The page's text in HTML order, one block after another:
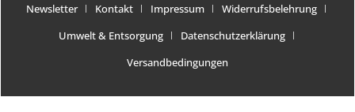
Newsletter
Kontakt Impressum
Widerrufsbelehrung
Umwelt & Entsorgung
Datenschutzerklärung
Versandbedingungen